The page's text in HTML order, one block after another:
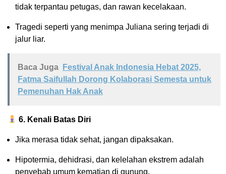
tidak terpantau petugas, dan rawan kecelakaan.
Tragedi seperti yang menimpa Juliana sering terjadi di
jalur liar.
Baca Juga
Festival Anak Indonesia Hebat 2025,
Fatma Saifullah Dorong Kolaborasi Semesta untuk
Pemenuhan Hak Anak
6. Kenali Batas Diri
Jika merasa tidak sehat, jangan dipaksakan.
Hipotermia, dehidrasi, dan kelelahan ekstrem adalah
penyebab umum kematian di gunung.